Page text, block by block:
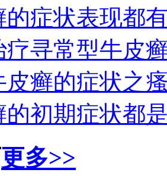
的症状表现都
疗寻常型牛皮
皮癣的症状之
的初期症状都
更多>>